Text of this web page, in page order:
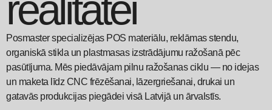
realitātei
Posmaster specializējas POS materiālu, reklāmas stendu,
organiskā stikla un plastmasas izstrādājumu ražošanā pēc
pasūtījuma. Mēs piedāvājam pilnu ražošanas ciklu — no idejas
un maketa līdz CNC frēzēšanai, lāzergriešanai, drukai un
gatavās produkcijas piegādei visā Latvijā un ārvalstīs.